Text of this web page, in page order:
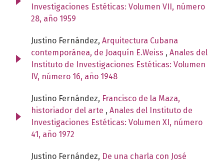
Investigaciones Estéticas: Volumen VII, número
28, año 1959
Justino Fernández, Arquitectura Cubana
contemporánea, de Joaquín E.Weiss , Anales del
Instituto de Investigaciones Estéticas: Volumen
IV, número 16, año 1948
Justino Fernández, Francisco de la Maza,
historiador del arte , Anales del Instituto de
Investigaciones Estéticas: Volumen XI, número
41, año 1972
Justino Fernández, De una charla con José